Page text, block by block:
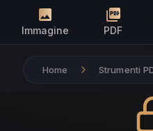
Immagine PDF
Home Strumenti